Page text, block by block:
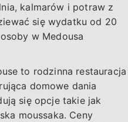
kalmarów i potraw z
się wydatku od 20
w Medousa
to rodzinna restauracja
domowe dania
się opcje takie jak
moussaka. Ceny